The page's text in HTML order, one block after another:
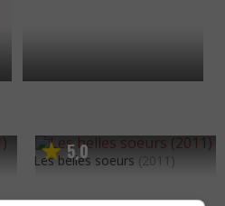
5,0
Les belles soeurs (2011)